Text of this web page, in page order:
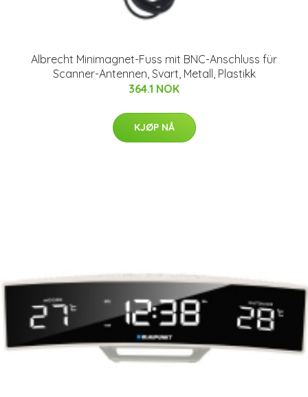
Albrecht Minimagnet-Fuss mit BNC-Anschluss für
Scanner-Antennen, Svart, Metall, Plastikk
364.1 NOK
KJØP NÅ